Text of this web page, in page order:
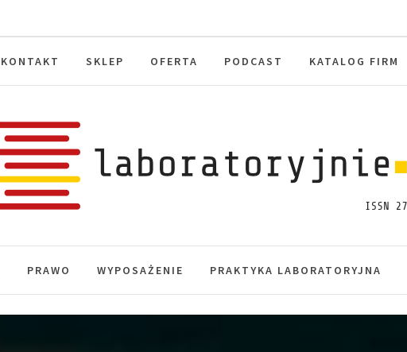
KONTAKT SKLEP OFERTA PODCAST KATALOG FIRM
PRAWO WYPOSAŻENIE PRAKTYKA LABORATORYJNA